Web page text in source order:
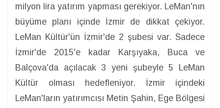
milyon lira yatırım yapması gerekiyor. LeMan'nın
büyüme planı içinde İzmir de dikkat çekiyor.
LeMan Kültür'ün İzmir'de 2 şubesi var. Sadece
İzmir'de 2015'e kadar Karşıyaka, Buca ve
Balçova'da açılacak 3 yeni şubeyle 5 LeMan
Kültür olması hedefleniyor. İzmir içindeki
LeMan'ların yatırımcısı Metin Şahin, Ege Bölgesi